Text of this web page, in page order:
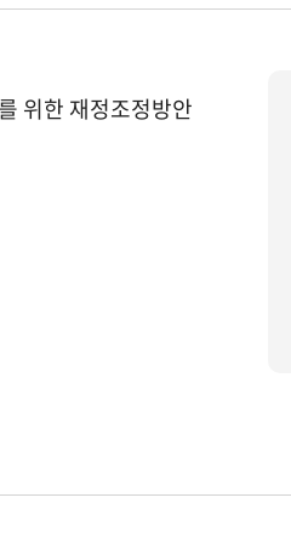
위한 재정조정방안